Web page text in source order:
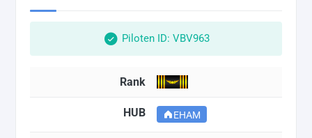
Piloten ID: VBV963
Rank
HUB EHAM